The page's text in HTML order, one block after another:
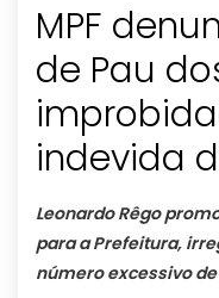
MPF
de Pau
indevida
Leonardo Rêgo
para a Prefeitura,
número excessivo